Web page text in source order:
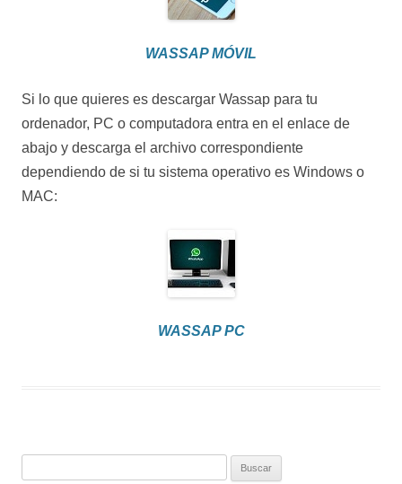
WASSAP MÓVIL
Si lo que quieres es descargar Wassap para tu
ordenador, PC o computadora entra en el enlace de
abajo y descarga el archivo correspondiente
dependiendo de si tu sistema operativo es Windows o
MAC:
WASSAP PC